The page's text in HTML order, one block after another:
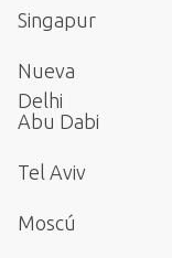
Singapur
Nueva
Delhi
Abu Dabi
Tel Aviv
Moscú